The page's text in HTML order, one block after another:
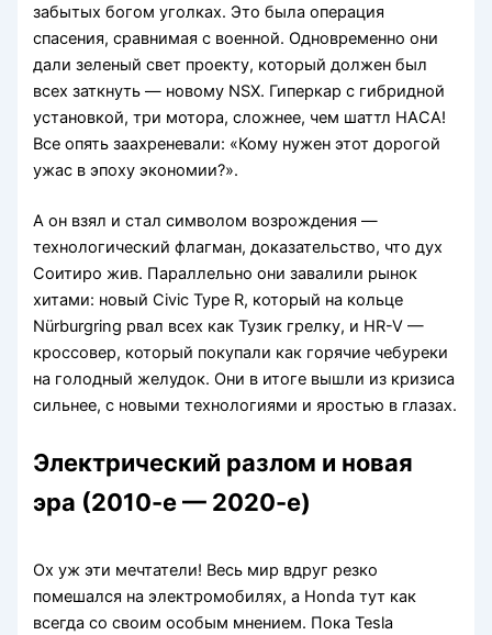
забытых богом уголках. Это была операция
спасения, сравнимая с военной. Одновременно они
дали зеленый свет проекту, который должен был
всех заткнуть — новому NSX. Гиперкар с гибридной
установкой, три мотора, сложнее, чем шаттл НАСА!
Все опять заахреневали: «Кому нужен этот дорогой
ужас в эпоху экономии?».
А он взял и стал символом возрождения —
технологический флагман, доказательство, что дух
Соитиро жив. Параллельно они завалили рынок
хитами: новый Civic Type R, который на кольце
Nürburgring рвал всех как Тузик грелку, и HR-V —
кроссовер, который покупали как горячие чебуреки
на голодный желудок. Они в итоге вышли из кризиса
сильнее, с новыми технологиями и яростью в глазах.
Электрический разлом и новая
эра (2010-е — 2020-е)
Ох уж эти мечтатели! Весь мир вдруг резко
помешался на электромобилях, а Honda тут как
всегда со своим особым мнением. Пока Tesla